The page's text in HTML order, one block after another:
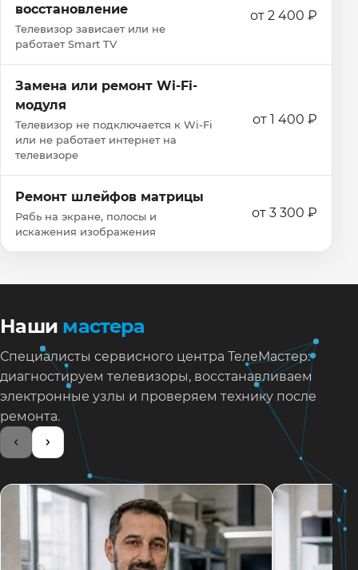
восстановление
Телевизор зависает или не
работает Smart TV
от 2 400 ₽
Замена или ремонт Wi‑Fi-
модуля
Телевизор не подключается к Wi‑Fi
или не работает интернет на
телевизоре
от 1 400 ₽
Ремонт шлейфов матрицы
Рябь на экране, полосы и
искажения изображения
от 3 300 ₽
Наши мастера
Специалисты сервисного центра ТелеМастер:
диагностируем телевизоры, восстанавливаем
электронные узлы и проверяем технику после
ремонта.